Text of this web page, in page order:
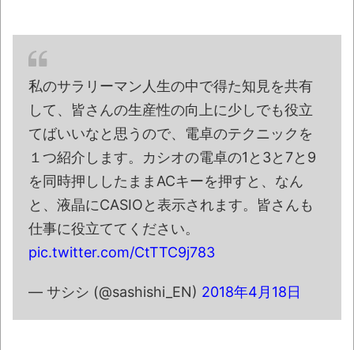
【狂気】米政府「黒人の梅毒患者399人を治
療せず放置したらどうなるか見たろ！」→40年
間続けてしまう NEW!
スーパーで店員に酷い仕打ちを受けたんだ
けど聞いてくれる？ NEW!
ニコニコ出身者が豪華すぎると話題に な
んでyoutubeに負けたのか・・・
特攻させるおそロシア。NEW!
【衝撃ドラレコ】交通量の多い道路で度胸
私のサラリーマン人生の中で得た知見を共有
して、皆さんの生産性の向上に少しでも役立
てばいいなと思うので、電卓のテクニックを
１つ紹介します。カシオの電卓の1と3と7と9
を同時押ししたままACキーを押すと、なん
と、液晶にCASIOと表示されます。皆さんも
仕事に役立ててください。
pic.twitter.com/CtTTC9j783
— サシシ (@sashishi_EN) 2018年4月18日